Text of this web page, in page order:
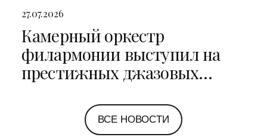
27.07.2026
Камерный оркестр
филармонии выступил на
престижных джазовых
Петербурге и Ярославле
ВСЕ НОВОСТИ